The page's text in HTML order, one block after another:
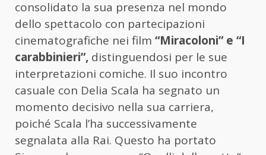
consolidato la sua presenza nel mondo
dello spettacolo con partecipazioni
cinematografiche nei film “Miracoloni” e “I
carabbinieri”, distinguendosi per le sue
interpretazioni comiche. Il suo incontro
casuale con Delia Scala ha segnato un
momento decisivo nella sua carriera,
poiché Scala l’ha successivamente
segnalata alla Rai. Questo ha portato